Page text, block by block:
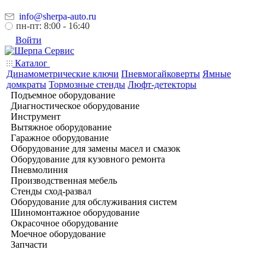
info@sherpa-auto.ru
пн-пт: 8:00 - 16:40
Войти
Каталог
Динамометрические ключи Пневмогайковерты Ямные
домкраты Тормозные стенды Люфт-детекторы
Подъемное оборудование
Диагностическое оборудование
Инструмент
Вытяжное оборудование
Гаражное оборудование
Оборудование для замены масел и смазок
Оборудование для кузовного ремонта
Пневмолиния
Производственная мебель
Стенды сход-развал
Оборудование для обслуживания систем
Шиномонтажное оборудование
Окрасочное оборудование
Моечное оборудование
Запчасти